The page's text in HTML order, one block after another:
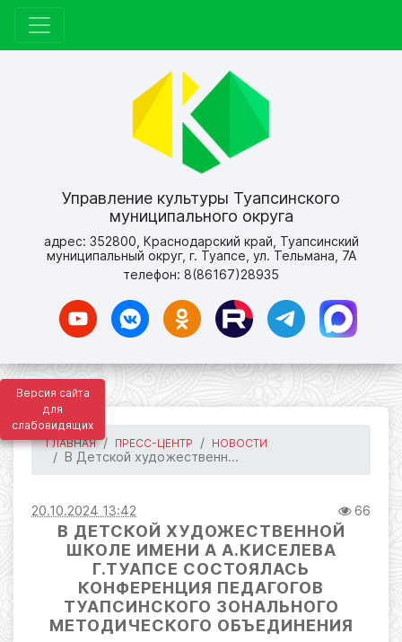
Версия сайта
для
слабовидящих
Управление культуры Туапсинского
муниципального округа
адрес: 352800, Краснодарский край, Туапсинский
муниципальный округ, г. Туапсе, ул. Тельмана, 7А
телефон: 8(86167)28935
ГЛАВНАЯ ПРЕСС-ЦЕНТР НОВОСТИ
В Детской художественн...
20.10.2024 13:42 66
В ДЕТСКОЙ ХУДОЖЕСТВЕННОЙ
ШКОЛЕ ИМЕНИ А А.КИСЕЛЕВА
Г.ТУАПСЕ СОСТОЯЛАСЬ
КОНФЕРЕНЦИЯ ПЕДАГОГОВ
ТУАПСИНСКОГО ЗОНАЛЬНОГО
МЕТОДИЧЕСКОГО ОБЪЕДИНЕНИЯ